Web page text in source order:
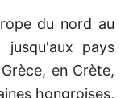
du nord au
pays
en Crète,
hongroises,